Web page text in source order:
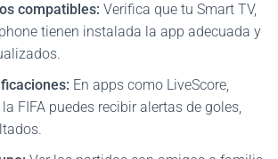
compatibles: Verifica que tu Smart TV,
tienen instalada la app adecuada y
En apps como LiveScore,
FIFA puedes recibir alertas de goles,